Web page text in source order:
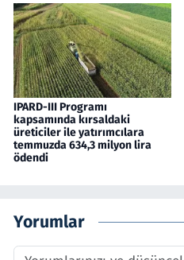
IPARD-III Programı
kapsamında kırsaldaki
üreticiler ile yatırımcılara
temmuzda 634,3 milyon lira
ödendi
Yorumlar